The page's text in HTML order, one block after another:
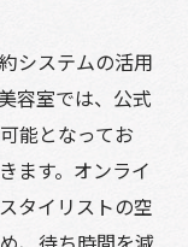
体験
市の美容室
交流
容室の魅力
一面を知ろう
再発見
システムの活用
容室では、公式
能となってお
ます。オンライ
タイリストの空